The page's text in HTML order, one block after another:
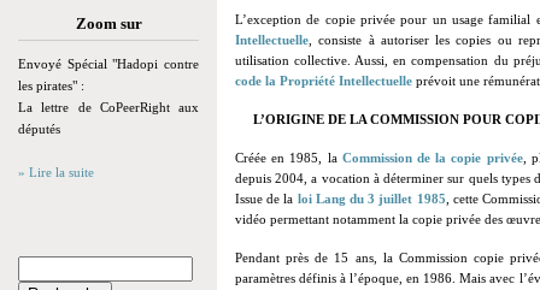
Zoom sur
Envoyé Spécial "Hadopi contre
les pirates" :
La lettre de CoPeerRight aux
députés
» Lire la suite
L’exception de copie privée pour un usage familial
Intellectuelle , consiste à autoriser les copies ou
utilisation collective. Aussi, en compensation du
code la Propriété Intellectuelle prévoit une
L’ORIGINE DE LA COMMISSION POUR
Créée en 1985, la Commission de la copie privée,
depuis 2004, a vocation à déterminer sur quels types
Issue de la loi Lang du 3 juillet 1985 , cette
vidéo permettant notamment la copie privée des
Pendant près de 15 ans, la Commission copie
paramètres définis à l’époque, en 1986. Mais avec